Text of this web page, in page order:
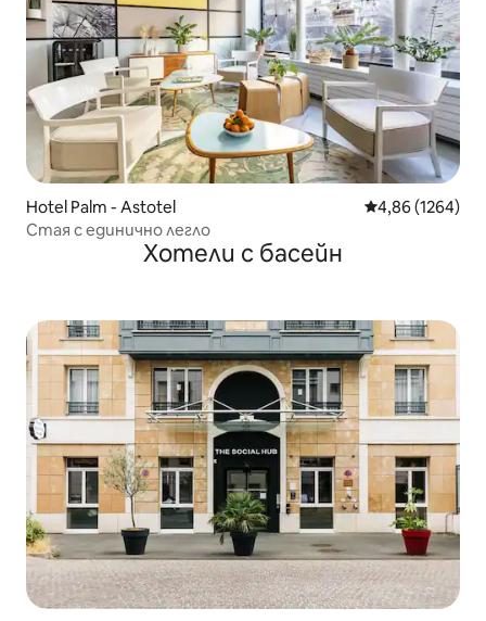
Hotel Palm - Astotel Средна
4,86 (1264)
Стая с единично легло
Хотели с басейн